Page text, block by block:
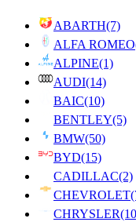
ABARTH(7)
ALFA ROMEO
ALPINE(1)
AUDI(14)
BAIC(10)
BENTLEY(5)
BMW(50)
BYD(15)
CADILLAC(2)
CHEVROLET
CHRYSLER